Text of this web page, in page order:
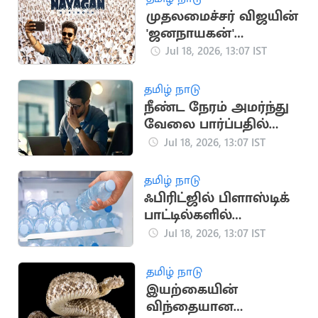
முதலமைச்சர் விஜயின்
'ஜனநாயகன்'
படத்திற்கான
தொடங்கியது
Jul 18, 2026, 13:07 IST
தமிழ் நாடு
நீண்ட நேரம் அமர்ந்து
வேலை பார்ப்பதில்
மறைந்திருக்கும்
Jul 18, 2026, 13:07 IST
தமிழ் நாடு
ஃபிரிட்ஜில் பிளாஸ்டிக்
பாட்டில்களில்
தண்ணீர் வைத்து
Jul 18, 2026, 13:07 IST
தமிழ் நாடு
இயற்கையின்
விந்தையான